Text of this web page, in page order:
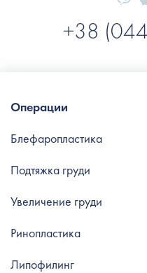
+38
Операции
Блефаропластика
Подтяжка груди
Увеличение груди
Ринопластика
Липофилинг